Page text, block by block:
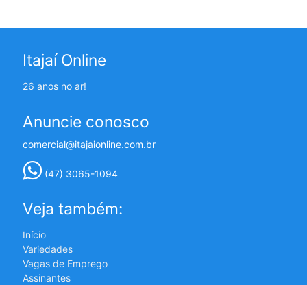
Itajaí Online
26 anos no ar!
Anuncie conosco
comercial@itajaionline.com.br
(47) 3065-1094
Veja também:
Início
Variedades
Vagas de Emprego
Assinantes